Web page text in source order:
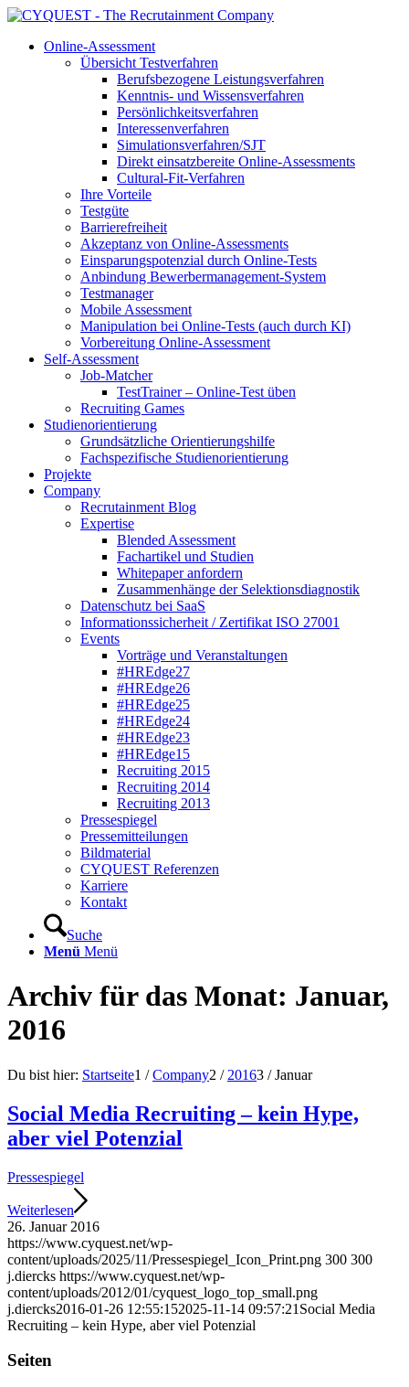
Online-Assessment
Übersicht Testverfahren
Berufsbezogene Leistungsverfahren
Kenntnis- und Wissensverfahren
Persönlichkeitsverfahren
Interessenverfahren
Simulationsverfahren/SJT
Direkt einsatzbereite Online-Assessments
Cultural-Fit-Verfahren
Ihre Vorteile
Testgüte
Barrierefreiheit
Akzeptanz von Online-Assessments
Einsparungspotenzial durch Online-Tests
Anbindung Bewerbermanagement-System
Testmanager
Mobile Assessment
Manipulation bei Online-Tests (auch durch KI)
Vorbereitung Online-Assessment
Self-Assessment
Job-Matcher
TestTrainer – Online-Test üben
Recruiting Games
Studienorientierung
Grundsätzliche Orientierungshilfe
Fachspezifische Studienorientierung
Projekte
Company
Recrutainment Blog
Expertise
Blended Assessment
Fachartikel und Studien
Whitepaper anfordern
Zusammenhänge der Selektionsdiagnostik
Datenschutz bei SaaS
Informationssicherheit / Zertifikat ISO 27001
Events
Vorträge und Veranstaltungen
#HREdge27
#HREdge26
#HREdge25
#HREdge24
#HREdge23
#HREdge15
Recruiting 2015
Recruiting 2014
Recruiting 2013
Pressespiegel
Pressemitteilungen
Bildmaterial
CYQUEST Referenzen
Karriere
Kontakt
Suche
Menü Menü
Archiv für das Monat: Januar,
2016
Du bist hier: Startseite1 / Company2 / 20163 / Januar
Social Media Recruiting – kein Hype,
aber viel Potenzial
Pressespiegel
Weiterlesen
26. Januar 2016
https://www.cyquest.net/wp-
content/uploads/2025/11/Pressespiegel_Icon_Print.png 300 300
j.diercks https://www.cyquest.net/wp-
content/uploads/2012/01/cyquest_logo_top_small.png
j.diercks2016-01-26 12:55:152025-11-14 09:57:21 Social Media
Recruiting – kein Hype, aber viel Potenzial
Seiten